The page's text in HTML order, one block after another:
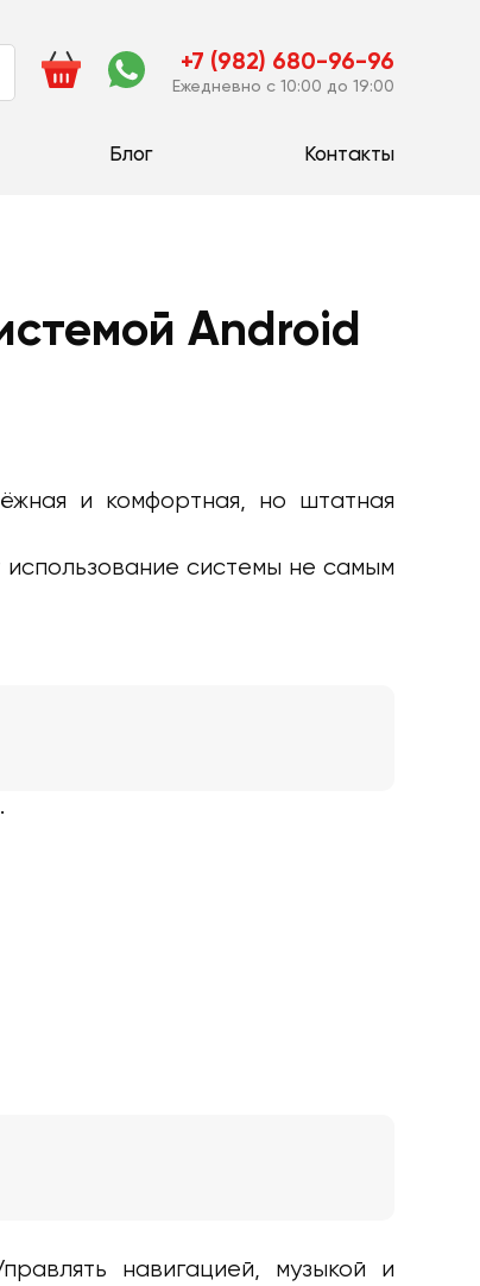
+7 (982) 680-96-96
Ежедневно с 10:00 до 19:00
Блог Контакты
Android
и комфортная, но штатная
системы не самым
навигацией, музыкой и